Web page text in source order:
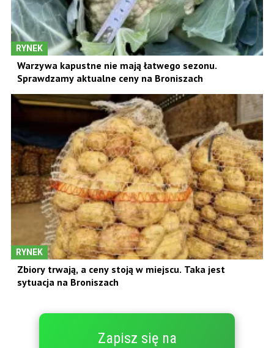
RYNEK
Warzywa kapustne nie mają łatwego sezonu.
Sprawdzamy aktualne ceny na Broniszach
RYNEK
Zbiory trwają, a ceny stoją w miejscu. Taka jest
sytuacja na Broniszach
Zapisz się na